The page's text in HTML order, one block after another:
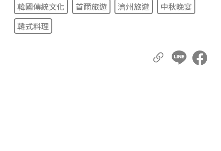
韓國傳統文化
首爾旅遊 濟州旅遊
中秋晚宴
韓式料理